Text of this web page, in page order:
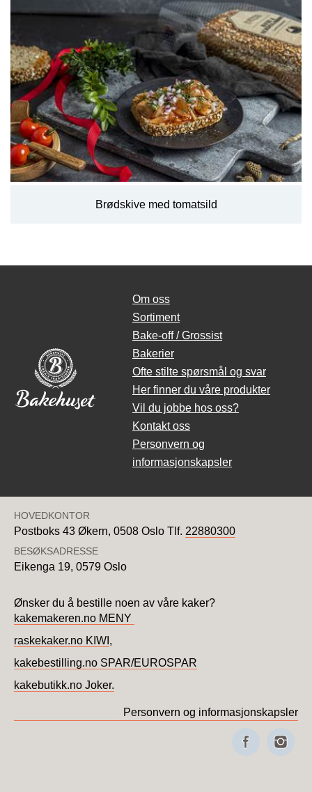
Brødskive med tomatsild
Om oss
Sortiment
Bake-off / Grossist
Bakerier
Ofte stilte spørsmål og svar
Her finner du våre produkter
Vil du jobbe hos oss?
Kontakt oss
Personvern og
informasjonskapsler
HOVEDKONTOR
Postboks 43 Økern, 0508 Oslo Tlf. 22880300
BESØKSADRESSE
Eikenga 19, 0579 Oslo
Ønsker du å bestille noen av våre kaker?
kakemakeren.no MENY
raskekaker.no KIWI ,
kakebestilling.no SPAR/EUROSPAR
kakebutikk.no Joker.
Personvern og informasjonskapsler